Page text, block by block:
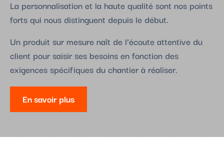
La personnalisation et la haute qualité sont nos points
forts qui nous distinguent depuis le début.
Un produit sur mesure naît de l’écoute attentive du
client pour saisir ses besoins en fonction des
exigences spécifiques du chantier à réaliser.
En savoir plus